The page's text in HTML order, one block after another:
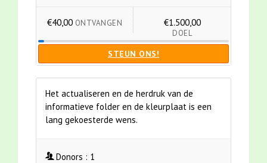
€40,00 ONTVANGEN €1.500,00
DOEL
STEUN ONS!
Het actualiseren en de herdruk van de
informatieve folder en de kleurplaat is een
lang gekoesterde wens.
Donors : 1